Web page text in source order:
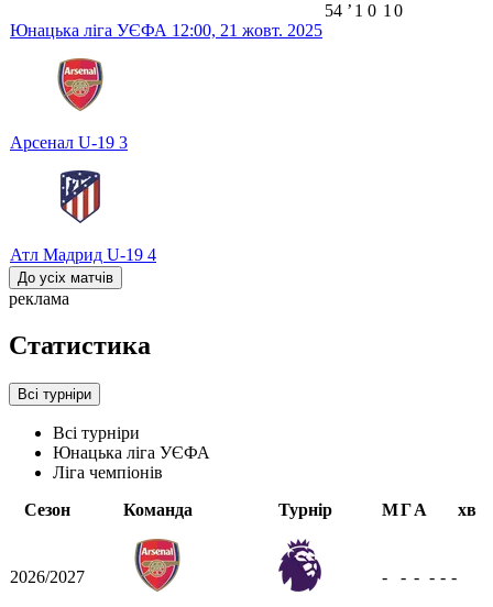
Юнацька ліга УЄФА 12:00, 21 жовт. 2025
Арсенал U-19 3
Атл Мадрид U-19 4
54 ʼ 1 0 1 0
До усіх матчів
реклама
Статистика
Всі турніри
Всі турніри
Юнацька ліга УЄФА
Ліга чемпіонів
Сезон
Команда Турнір МГА хв
2026/2027 - - - - - -